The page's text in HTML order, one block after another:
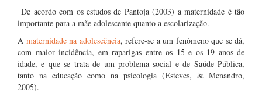
De acordo com os estudos de Pantoja (2003) a maternidade é tão
importante para a mãe adolescente quanto a escolarização.
A maternidade na adolescência, refere-se a um fenómeno que se dá,
com maior incidência, em raparigas entre os 15 e os 19 anos de
idade, e que se trata de um problema social e de Saúde Pública,
tanto na educação como na psicologia (Esteves, & Menandro,
2005).